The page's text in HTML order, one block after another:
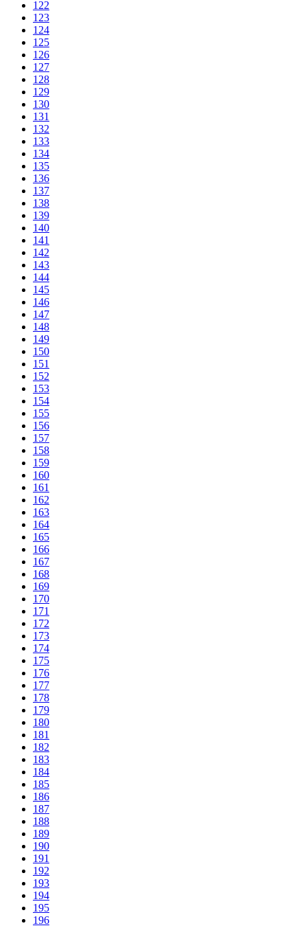
122
123
124
125
126
127
128
129
130
131
132
133
134
135
136
137
138
139
140
141
142
143
144
145
146
147
148
149
150
151
152
153
154
155
156
157
158
159
160
161
162
163
164
165
166
167
168
169
170
171
172
173
174
175
176
177
178
179
180
181
182
183
184
185
186
187
188
189
190
191
192
193
194
195
196